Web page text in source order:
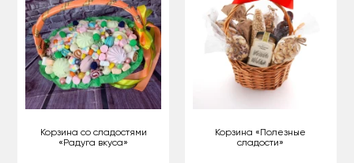
Корзина со сладостями
«Радуга вкуса»
Корзина «Полезные
сладости»